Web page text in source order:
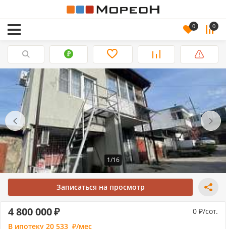
0 0
1/16
Записаться на просмотр
4 800 000 0
/сот.
В ипотеку 20 533 /мес